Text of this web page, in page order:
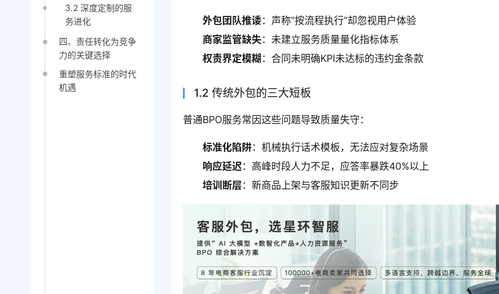
3.2 深度定制的服
务进化
四、责任转化为竞争
力的关键选择
重塑服务标准的时代
机遇
外包团队推诿 ：声称”按流程执行”却忽视用户体验
商家监管缺失：未建立服务质量量化指标体系
权责界定模糊 ：合同未明确KPI未达标的违约金条款
1.2 传统外包的三大短板
普通BPO服务常因这些问题导致质量失守：
标准化陷阱：机械执行话术模板，无法应对复杂场景
响应延迟：高峰时段人力不足，应答率暴跌40%以上
培训断层：新商品上架与客服知识更新不同步